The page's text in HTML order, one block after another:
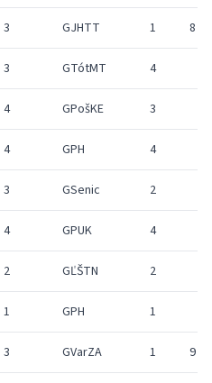
3 GJHTT 1 8
3 GTótMT 4
4 GPošKE 3
4 GPH 4
3 GSenic 2
4 GPUK 4
2 GĽŠTN 2
1 GPH 1
3 GVarZA 1 9